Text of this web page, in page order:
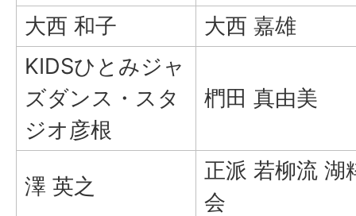
大西 和子
大西 嘉雄
KIDSひとみジャ
ズダンス・スタ
ジオ彦根
椚田 真由美
澤 英之
正派 若柳流 湖
会